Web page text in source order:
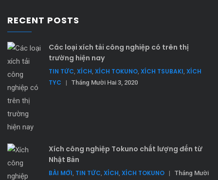
RECENT POSTS
Các loại xích tải công nghiệp có trên thị
trường hiện nay
TIN TỨC, XÍCH, XÍCH TOKUNO, XÍCH TSUBAKI, XÍCH
TYC
| Tháng Mười Hai 3, 2020
Xích công nghiệp Tokuno chất lượng đến từ
Nhật Bản
BÀI MỚI, TIN TỨC, XÍCH, XÍCH TOKUNO |
Tháng Mười